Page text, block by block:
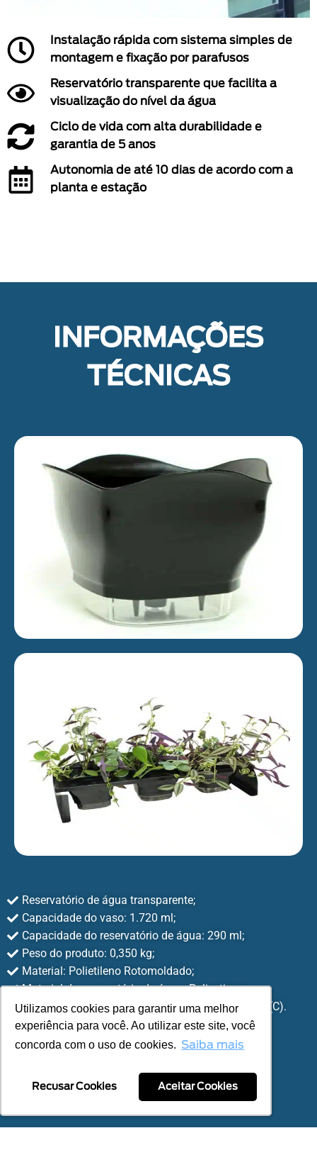
Utilizamos cookies para garantir uma melhor
experiência para você. Ao utilizar este site, você
concorda com o uso de cookies. Saiba mais
Recusar Cookies Aceitar Cookies
Utilizamos cookies para garantir uma melhor
experiência para você. Ao utilizar este site, você
concorda com o uso de cookies. Saiba mais
Recusar Cookies Aceitar Cookies
Instalação rápida com sistema simples de
montagem e fixação por parafusos
Reservatório transparente que facilita a
visualização do nível da água
Ciclo de vida com alta durabilidade e
garantia de 5 anos
Autonomia de até 10 dias de acordo com a
planta e estação
INFORMAÇÕES
TÉCNICAS
Reservatório de água transparente;
Capacidade do vaso: 1.720 ml;
Capacidade do reservatório de água: 290 ml;
Peso do produto: 0,350 kg;
Material: Polietileno Rotomoldado;
Material do reservatório de água: Poliestireno;
Dimensões: 162 mm (A) x 182 mm (L) x 182 mm (C).
COMPRAR NO SITE